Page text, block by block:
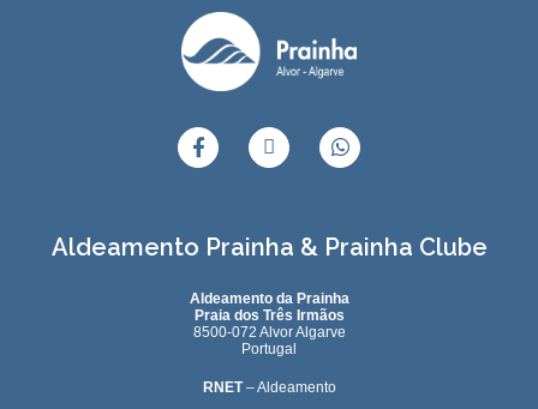
Aldeamento Prainha & Prainha Clube
Aldeamento da Prainha
Praia dos Três Irmãos
8500-072 Alvor Algarve
Portugal
RNET– Aldeamento